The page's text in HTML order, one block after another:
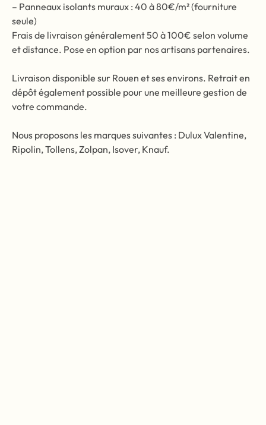
– Panneaux isolants muraux : 40 à 80€/m² (fourniture
seule)
Frais de livraison généralement 50 à 100€ selon volume
et distance. Pose en option par nos artisans partenaires.
Livraison disponible sur Rouen et ses environs. Retrait en
dépôt également possible pour une meilleure gestion de
votre commande.
Nous proposons les marques suivantes : Dulux Valentine,
Ripolin, Tollens, Zolpan, Isover, Knauf.